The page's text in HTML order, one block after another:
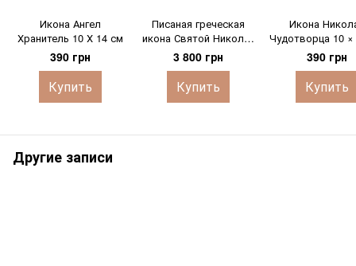
Икона Ангел
Хранитель 10 Х 14 см
390 грн
Купить
Писаная греческая
икона Святой Николай
Чудотворец 18 Х 24 см
3 800 грн
Купить
Икона
Чудотворца 10
390 грн
Купить
Другие записи